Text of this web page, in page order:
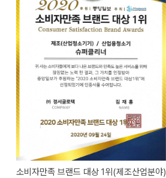
소비자만족 브랜드 대상 1위(제조산업분야)